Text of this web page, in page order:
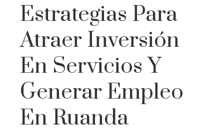
Estrategias Para
Atraer Inversión
En Servicios Y
Generar Empleo
En Ruanda